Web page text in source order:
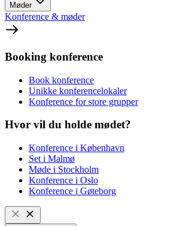
Møder
Konference & møder
Booking konference
Book konference
Unikke konferencelokaler
Konference for store grupper
Hvor vil du holde mødet?
Konference i København
Set i Malmø
Møde i Stockholm
Konference i Oslo
Konference i Gøteborg